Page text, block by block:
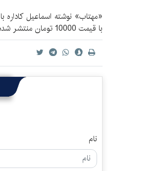
با قیمت 10000 تومان منتشر شده است.
نام